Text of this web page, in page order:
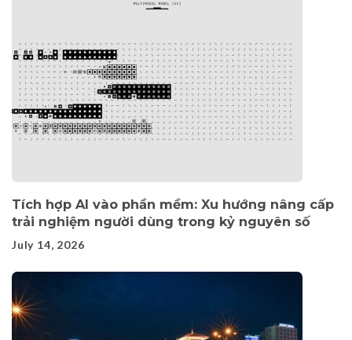
Tích hợp AI vào phần mềm: Xu hướng nâng cấp
trải nghiệm người dùng trong kỷ nguyên số
July 14, 2026